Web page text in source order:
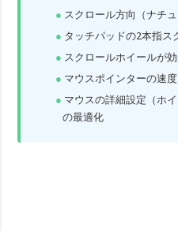
スクロール方向（ナチ
タッチパッドの2本指ス
スクロールホイールが
マウスポインターの速
マウスの詳細設定（ホ
の最適化